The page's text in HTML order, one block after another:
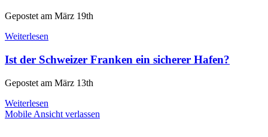
Gepostet am März 19th
Weiterlesen
Ist der Schweizer Franken ein sicherer Hafen?
Gepostet am März 13th
Weiterlesen
Mobile Ansicht verlassen